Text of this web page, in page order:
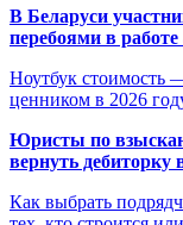
В Беларуси
перебоями в
Ноутбук стоимость
ценником в 2026
Юристы по
вернуть дебиторку
Как выбрать